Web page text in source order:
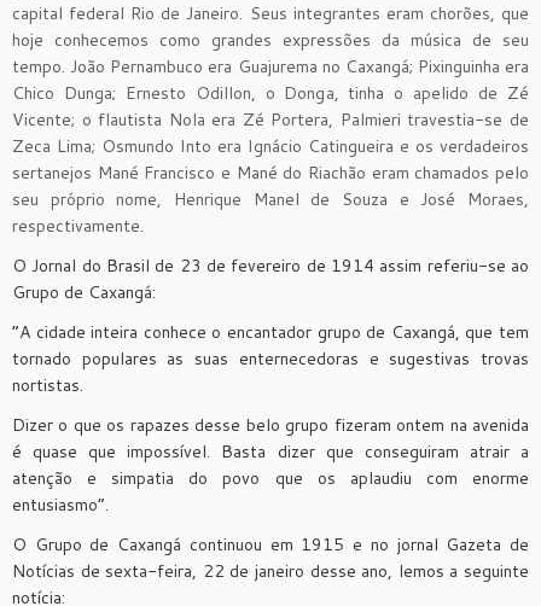
capital federal Rio de Janeiro. Seus integrantes eram chorões, que
hoje conhecemos como grandes expressões da música de seu
tempo. João Pernambuco era Guajurema no Caxangá; Pixinguinha era
Chico Dunga; Ernesto Odillon, o Donga, tinha o apelido de Zé
Vicente; o flautista Nola era Zé Portera, Palmieri travestia-se de
Zeca Lima; Osmundo Into era Ignácio Catingueira e os verdadeiros
sertanejos Mané Francisco e Mané do Riachão eram chamados pelo
seu próprio nome, Henrique Manel de Souza e José Moraes,
respectivamente.
O Jornal do Brasil de 23 de fevereiro de 1914 assim referiu-se ao
Grupo de Caxangá:
“A cidade inteira conhece o encantador grupo de Caxangá, que tem
tornado populares as suas enternecedoras e sugestivas trovas
nortistas.
Dizer o que os rapazes desse belo grupo fizeram ontem na avenida
é quase que impossível. Basta dizer que conseguiram atrair a
atenção e simpatia do povo que os aplaudiu com enorme
entusiasmo”.
O Grupo de Caxangá continuou em 1915 e no jornal Gazeta de
Notícias de sexta-feira, 22 de janeiro desse ano, lemos a seguinte
notícia: